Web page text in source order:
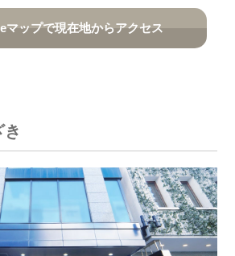
マップで現在地からアクセス